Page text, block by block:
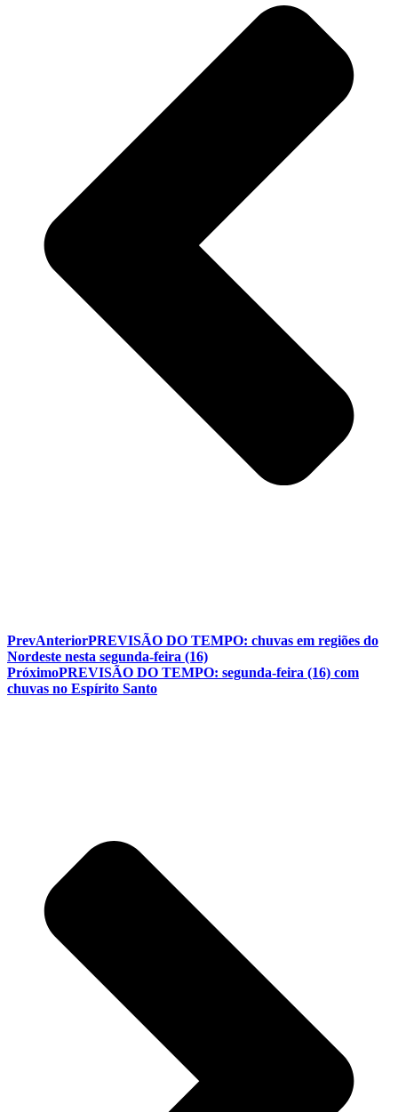
PrevAnteriorPREVISÃO DO TEMPO: chuvas em regiões do
Nordeste nesta segunda-feira (16)
PróximoPREVISÃO DO TEMPO: segunda-feira (16) com
chuvas no Espírito Santo